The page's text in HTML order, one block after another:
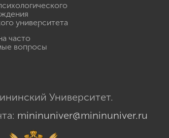
университета
часто
вопросы
Университет.
mininuniver@mininuniver.ru